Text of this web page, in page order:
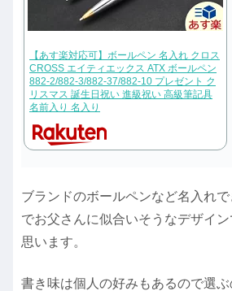
【あす楽対応可】ボールペン 名入れ クロス
CROSS エイティエックス ATX ボールペン
882-2/882-3/882-37/882-10 プレゼント ク
リスマス 誕生日祝い 進級祝い 高級筆記具
名前入り 名入り
ブランドのボールペンなど名入れ
でお父さんに似合いそうなデザイ
思います。
書き味は個人の好みもあるので選